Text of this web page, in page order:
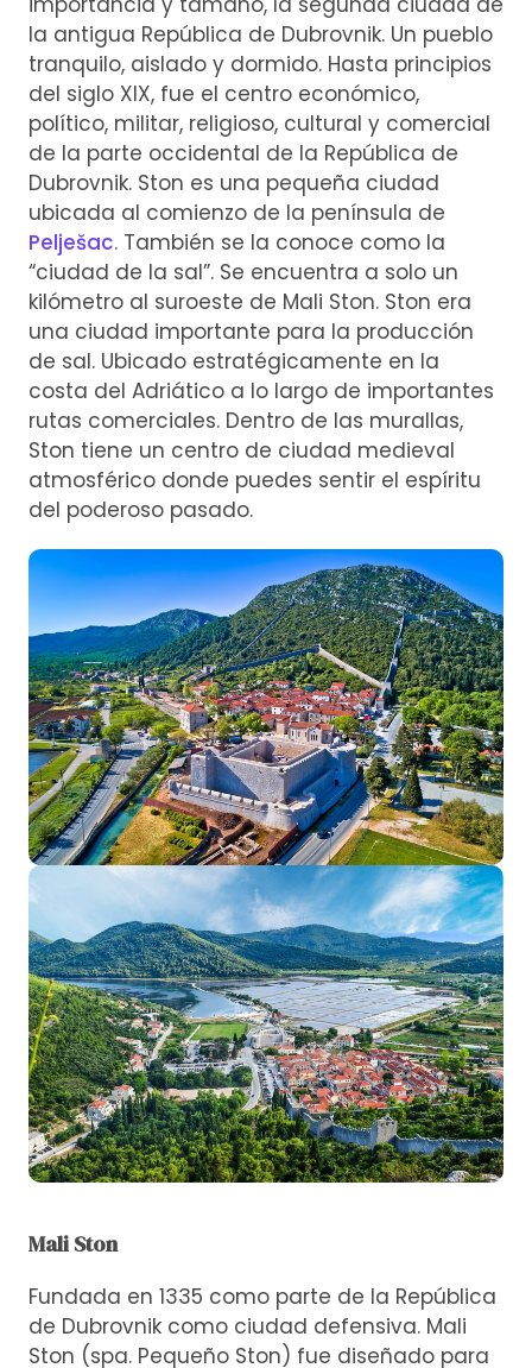
la antigua República de Dubrovnik. Un pueblo
tranquilo, aislado y dormido. Hasta principios
del siglo XIX, fue el centro económico,
político, militar, religioso, cultural y comercial
de la parte occidental de la República de
Dubrovnik. Ston es una pequeña ciudad
ubicada al comienzo de la península de
Pelješac. También se la conoce como la
“ciudad de la sal”. Se encuentra a solo un
kilómetro al suroeste de Mali Ston. Ston era
una ciudad importante para la producción
de sal. Ubicado estratégicamente en la
costa del Adriático a lo largo de importantes
rutas comerciales. Dentro de las murallas,
Ston tiene un centro de ciudad medieval
atmosférico donde puedes sentir el espíritu
del poderoso pasado.
Mali Ston
Fundada en 1335 como parte de la República
de Dubrovnik como ciudad defensiva. Mali
Ston (spa. Pequeño Ston) fue diseñado para